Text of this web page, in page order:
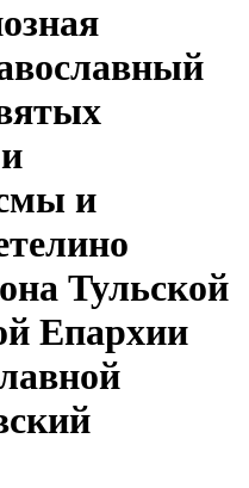
и
Тульской
Епархии